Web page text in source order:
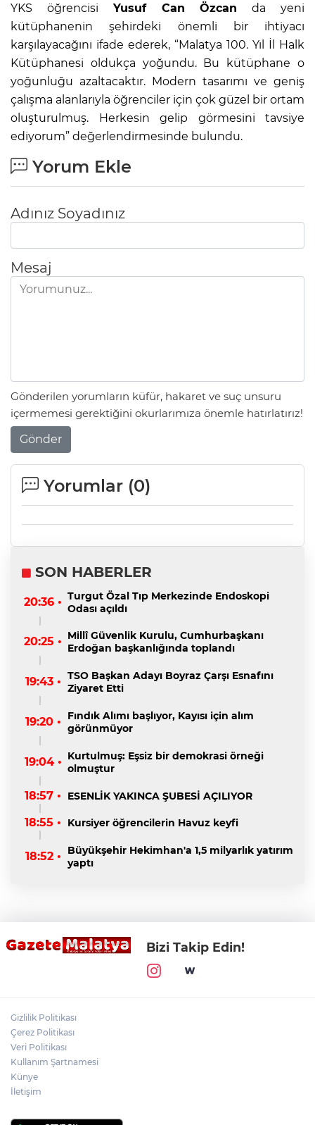
YKS öğrencisi Yusuf Can Özcan da yeni
kütüphanenin şehirdeki önemli bir ihtiyacı
karşılayacağını ifade ederek, “Malatya 100. Yıl İl Halk
Kütüphanesi oldukça yoğundu. Bu kütüphane o
yoğunluğu azaltacaktır. Modern tasarımı ve geniş
çalışma alanlarıyla öğrenciler için çok güzel bir ortam
oluşturulmuş. Herkesin gelip görmesini tavsiye
ediyorum” değerlendirmesinde bulundu.
Yorum Ekle
Adınız Soyadınız
Mesaj
Gönderilen yorumların küfür, hakaret ve suç unsuru
içermemesi gerektiğini okurlarımıza önemle hatırlatırız!
Gönder
Yorumlar (0)
SON HABERLER
20:36 • Turgut Özal Tıp Merkezinde Endoskopi
Odası açıldı
20:25 • Millî Güvenlik Kurulu, Cumhurbaşkanı
Erdoğan başkanlığında toplandı
19:43 • TSO Başkan Adayı Boyraz Çarşı Esnafını
Ziyaret Etti
19:20 •
Fındık Alımı başlıyor, Kayısı için alım
görünmüyor
19:04 • Kurtulmuş: Eşsiz bir demokrasi örneği
olmuştur
18:57 • ESENLİK YAKINCA ŞUBESİ AÇILIYOR
18:55 • Kursiyer öğrencilerin Havuz keyfi
18:52 •
Büyükşehir Hekimhan'a 1,5 milyarlık yatırım
yaptı
Bizi Takip Edin!
Gizlilik Politikası
Çerez Politikası
Veri Politikası
Kullanım Şartnamesi
Künye
İletişim